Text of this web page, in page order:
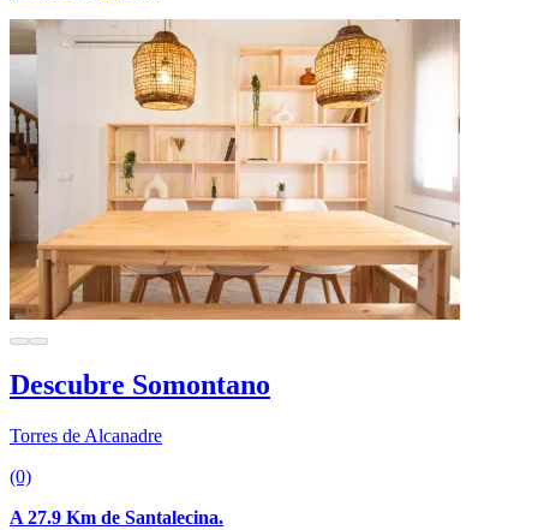
Descubre Somontano
Torres de Alcanadre
(0)
A 27.9 Km de Santalecina.